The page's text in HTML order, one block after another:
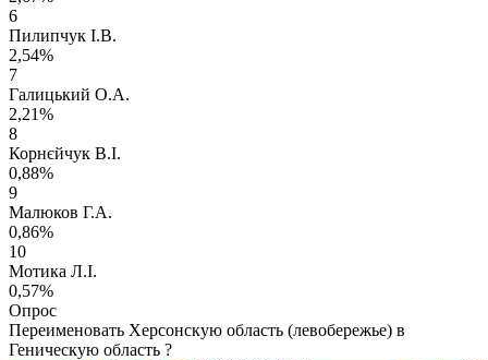
6
Пилипчук І.В.
2,54%
7
Галицький О.А.
2,21%
8
Корнєйчук В.І.
0,88%
9
Малюков Г.А.
0,86%
10
Мотика Л.І.
0,57%
Опрос
Переименовать Херсонскую область (левобережье) в
Геническую область ?